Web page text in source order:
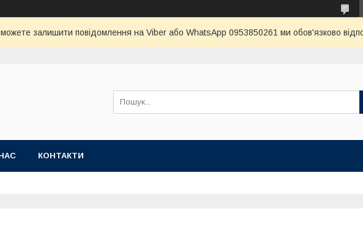
залишити повідомлення на Viber або WhatsApp 0953850261 ми обов'язково
КОНТАКТИ